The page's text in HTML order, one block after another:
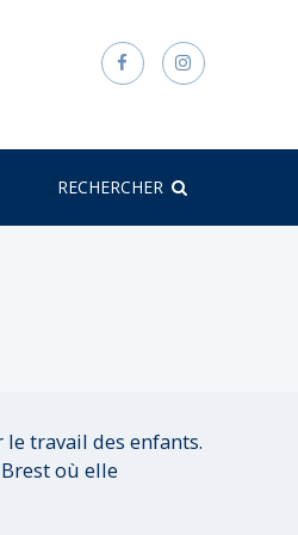
RECHERCHER
le travail des enfants.
où elle